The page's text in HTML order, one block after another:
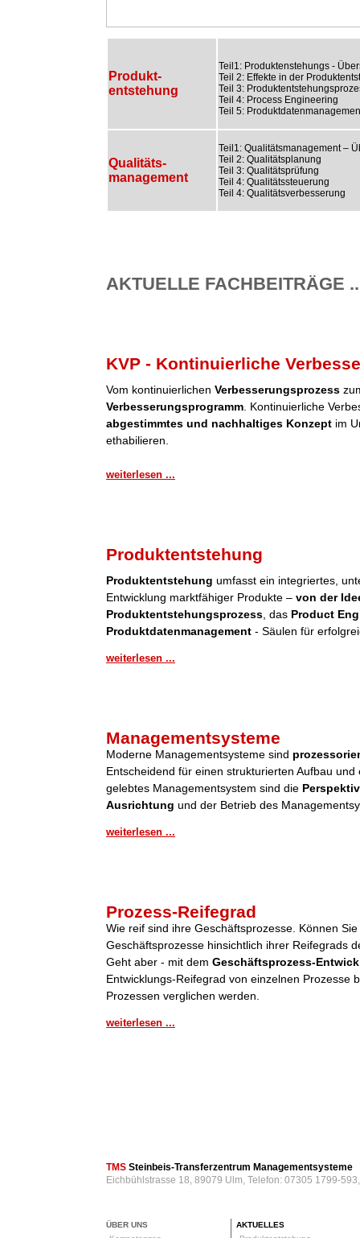
Produkt-
entstehung
Teil1: Produktenstehungs -
Teil 2: Effekte in der
Teil 3:
Teil 4: Process Engineering
Teil 5:
Qualitäts-
management
Teil1: Qualitätsmanagement –
Teil 2: Qualitätsplanung
Teil 3: Qualitätsprüfung
Teil 4: Qualitätssteuerung
Teil 4: Qualitätsverbesserung
AKTUELLE FACHBEITRÄGE
KVP - Kontinuierliche
Vom kontinuierlichen Verbesserungsprozess
Verbesserungsprogramm . Kontinuierliche
abgestimmtes und nachhaltiges Konzept im
ethabilieren.
weiterlesen ...
Produktentstehung
Produktentstehung umfasst ein integriertes,
Entwicklung marktfähiger Produkte – von der
Produktentstehungsprozess , das Product
Produktdatenmanagement - Säulen für
weiterlesen ...
Managementsysteme
Moderne Managementsysteme sind
Entscheidend für einen strukturierten Aufbau
gelebtes Managementsystem sind die
Ausrichtung und der Betrieb des
weiterlesen ...
Prozess-Reifegrad
Wie reif sind ihre Geschäftsprozesse. Können
Geschäftsprozesse hinsichtlich ihrer Reifegrads
Geht aber - mit dem Geschäftsprozess-
Entwicklungs-Reifegrad von einzelnen Prozesse
Prozessen verglichen werden.
weiterlesen ...
TMS Steinbeis-Transferzentrum Managementsysteme
Eichbühlstrasse 18, 89079 Ulm, Telefon: 07305 1799-
ÜBER UNS
AKTUELLES